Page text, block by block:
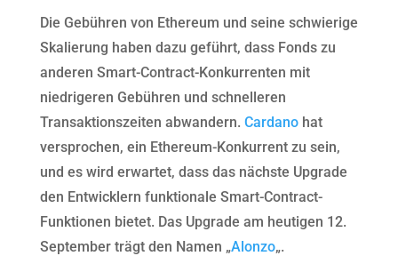
Die Gebühren von Ethereum und seine schwierige
Skalierung haben dazu geführt, dass Fonds zu
anderen Smart-Contract-Konkurrenten mit
niedrigeren Gebühren und schnelleren
Transaktionszeiten abwandern. Cardanohat
versprochen, ein Ethereum-Konkurrent zu sein,
und es wird erwartet, dass das nächste Upgrade
den Entwicklern funktionale Smart-Contract-
Funktionen bietet. Das Upgrade am heutigen 12.
September trägt den Namen „Alonzo„.